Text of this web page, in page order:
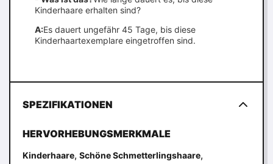
Kinderhaare erhalten sind?
A:Es dauert ungefähr 45 Tage, bis diese
Kinderhaartexemplare eingetroffen sind.
SPEZIFIKATIONEN
HERVORHEBUNGSMERKMALE
Kinderhaare, Schöne Schmetterlingshaare,